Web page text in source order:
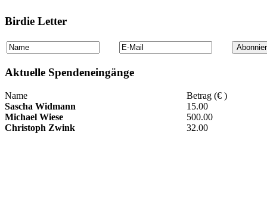
Birdie Letter
Aktuelle Spendeneingänge
Name
Betrag (€ )
Sascha Widmann
15.00
Michael Wiese
500.00
Christoph Zwink
32.00